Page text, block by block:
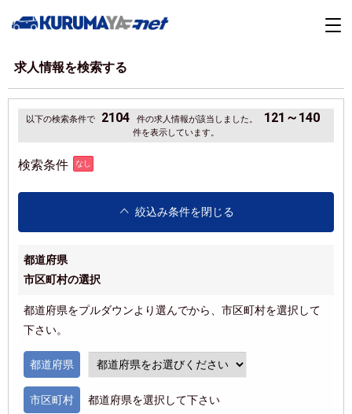
求人情報を検索する
以下の検索条件で 2104 件の求人情報が該当しました。 121～140
件を表示しています。
検索条件 なし
絞込み条件を閉じる
都道府県
市区町村の選択
都道府県をプルダウンより選んでから、市区町村を選択して
下さい。
都道府県
市区町村 都道府県を選択して下さい